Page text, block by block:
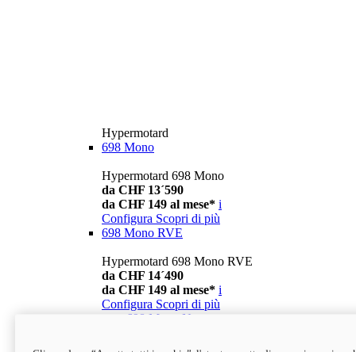
Hypermotard
698 Mono
Hypermotard 698 Mono
da CHF 13´590
da CHF 149 al mese* i
Configura Scopri di più
698 Mono RVE
Hypermotard 698 Mono RVE
da CHF 14´490
da CHF 149 al mese* i
Configura Scopri di più
698 Mono Nera
Hypermotard 698 Mono Nera